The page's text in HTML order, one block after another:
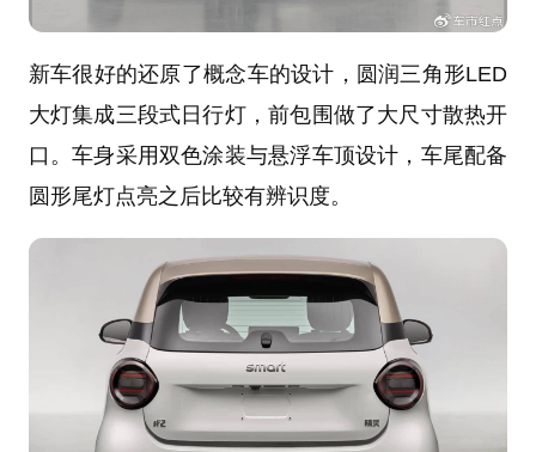
新车很好的还原了概念车的设计，圆润三角形LED
大灯集成三段式日行灯，前包围做了大尺寸散热开
口。车身采用双色涂装与悬浮车顶设计，车尾配备
圆形尾灯点亮之后比较有辨识度。